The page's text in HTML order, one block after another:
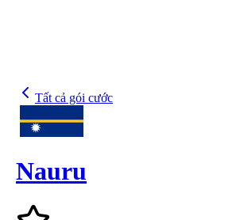
Tất cả gói cước
Nauru